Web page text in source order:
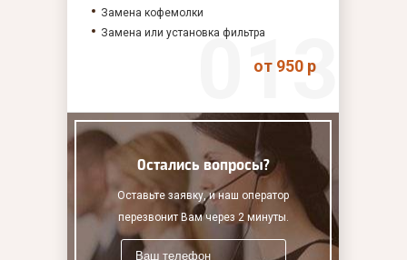
Замена кофемолки
Замена или установка фильтра
от 950 р
Остались вопросы?
Оставьте заявку, и наш оператор
перезвонит Вам через 2 минуты.